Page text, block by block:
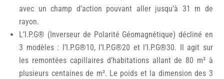
avec un champ d’action pouvant aller jusqu’à 31 m de
rayon.
L’I.P.G® (Inverseur de Polarité Géomagnétique) décliné en
3 modèles : l’I.P.G®10, l’I.P.G®20 et l’I.P.G®30. Il agit sur
les remontées capillaires d’habitations allant de 80 m² à
plusieurs centaines de m². Le poids et la dimension des 3